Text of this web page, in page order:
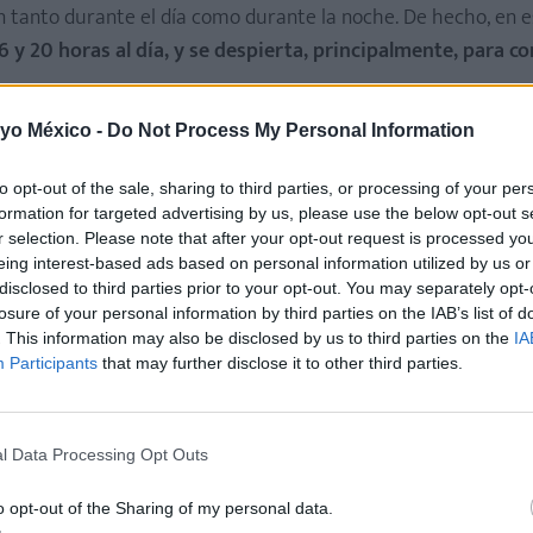
México - Do Not Process My Personal Information
opt-out of the sale, sharing to third parties, or processing of your
for targeted advertising by us, please use the below opt-out
selection. Please note that after your opt-out request is processed
interest-based ads based on personal information utilized by us
to third parties prior to your opt-out. You may separately
of your personal information by third parties on the IAB’s list of
This information may also be disclosed by us to third parties on the
Participants that may further disclose it to other third parties.
Data Processing Opt Outs
opt-out of the Sharing of my personal data.
durante el día como durante la noche. De hecho, en
20 horas al día, y se despierta, principalmente, para
entre la luz y la oscuridad, y esto hace que empiece a
de los bebés, ya son capaces de aguantar entre cuatro y
vigilia-sueño, que son los que marcan que el sueño del
no será hasta los dos o tres años cuando los
y puedan empezar a descansar mejor.